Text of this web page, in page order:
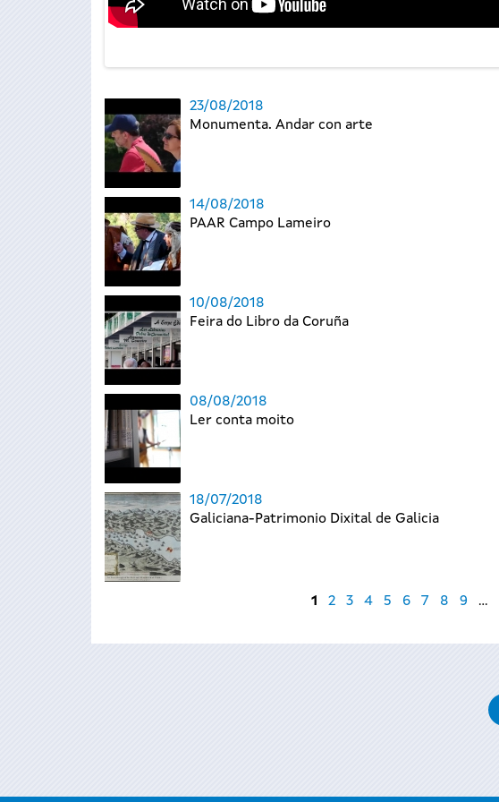
23/08/2018
Monumenta. Andar con arte
14/08/2018
PAAR Campo Lameiro
10/08/2018
Feira do Libro da Coruña
08/08/2018
Ler conta moito
18/07/2018
Galiciana-Patrimonio Dixital de Galicia
1 2 3 4 5 6 7 8 9 …